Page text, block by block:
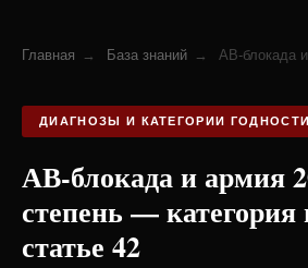
Главная → База знаний → АВ-блокада
ДИАГНОЗЫ И КАТЕГОРИИ ГОДНОСТИ
АВ-блокада и армия
степень — категория
статье 42